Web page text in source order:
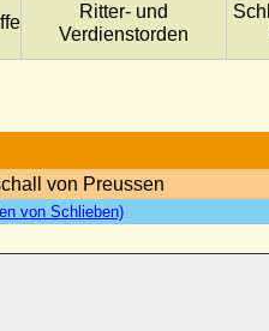
Ritter- und
Verdienstorden
von Preussen
von Schlieben)